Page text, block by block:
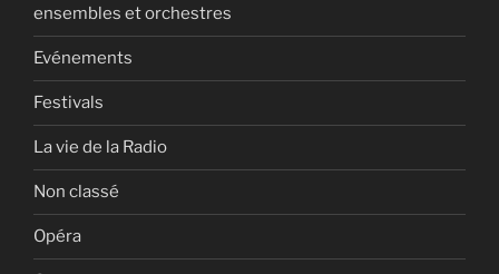
ensembles et orchestres
Evénements
Festivals
La vie de la Radio
Non classé
Opéra